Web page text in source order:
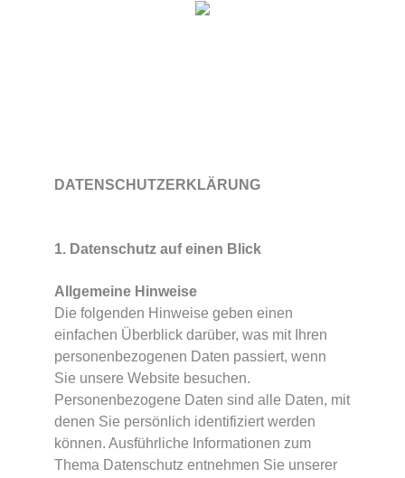
DATENSCHUTZERKLÄRUNG
1. Datenschutz auf einen Blick
Allgemeine Hinweise
Die folgenden Hinweise geben einen
einfachen Überblick darüber, was mit Ihren
personenbezogenen Daten passiert, wenn
Sie unsere Website besuchen.
Personenbezogene Daten sind alle Daten, mit
denen Sie persönlich identifiziert werden
können. Ausführliche Informationen zum
Thema Datenschutz entnehmen Sie unserer